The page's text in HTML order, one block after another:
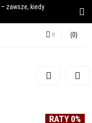
zawsze, kiedy
Zarejestruj się
(0)
RATY 0%